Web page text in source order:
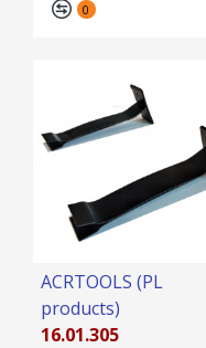
0
ACRTOOLS (PL
products)
16.01.305